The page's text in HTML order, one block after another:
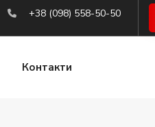
+38 (098) 558-50-50
Контакти